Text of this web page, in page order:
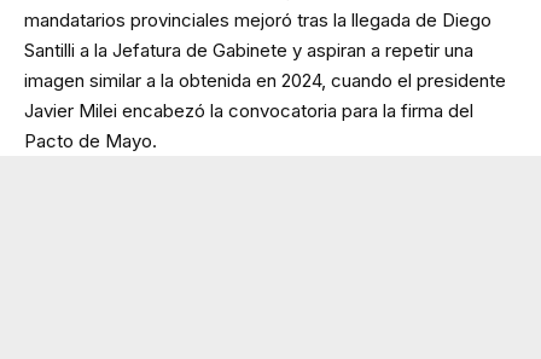
mandatarios provinciales mejoró tras la llegada de Diego
Santilli a la Jefatura de Gabinete y aspiran a repetir una
imagen similar a la obtenida en 2024, cuando el presidente
Javier Milei encabezó la convocatoria para la firma del
Pacto de Mayo.